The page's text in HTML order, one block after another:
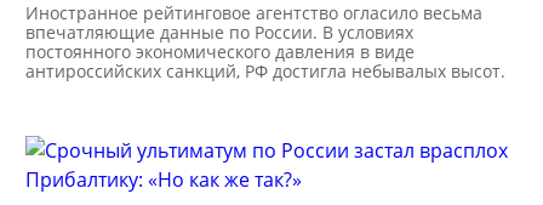
Иностранное рейтинговое агентство огласило весьма
впечатляющие данные по России. В условиях
постоянного экономического давления в виде
антироссийских санкций, РФ достигла небывалых высот.